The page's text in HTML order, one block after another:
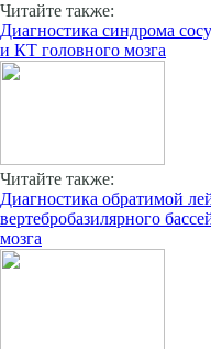
Читайте также:
Диагностика синдрома
и КТ головного мозга
Читайте также:
Диагностика обратимой
вертебробазилярного
мозга